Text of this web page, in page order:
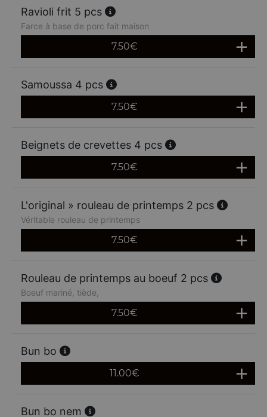
Ravioli frit 5 pcs
Farce à base de porc fait maison
7.50€
Samoussa 4 pcs
7.50€
Beignets de crevettes 4 pcs
7.50€
L'original » rouleau de printemps 2 pcs
Véritable rouleau de printemps
7.50€
Rouleau de printemps au boeuf 2 pcs
Boeuf mariné, tiède,
7.50€
Bun bo
11.00€
Bun bo nem